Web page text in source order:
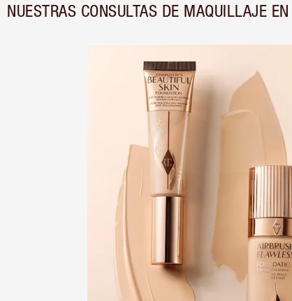
NUESTRAS CONSULTAS DE MAQUILLAJE